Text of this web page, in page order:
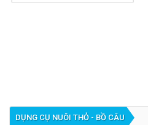
DỤNG CỤ NUÔI THỎ - BỒ CÂU